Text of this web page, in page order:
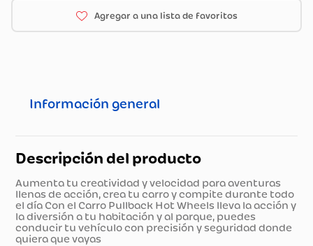
Información general
Descripción del producto
Aumenta tu creatividad y velocidad para aventuras
llenas de acción, crea tu carro y compite durante todo
el día Con el Carro Pullback Hot Wheels lleva la acción y
la diversión a tu habitación y al parque, puedes
conducir tu vehículo con precisión y seguridad donde
quiera que vayas